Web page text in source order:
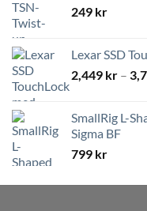
249 kr
Lexar SSD
2,449 kr –
SmallRig L-
Sigma BF
799 kr